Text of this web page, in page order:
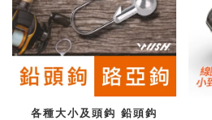
各種大小及頭鈎 鉛頭鈎